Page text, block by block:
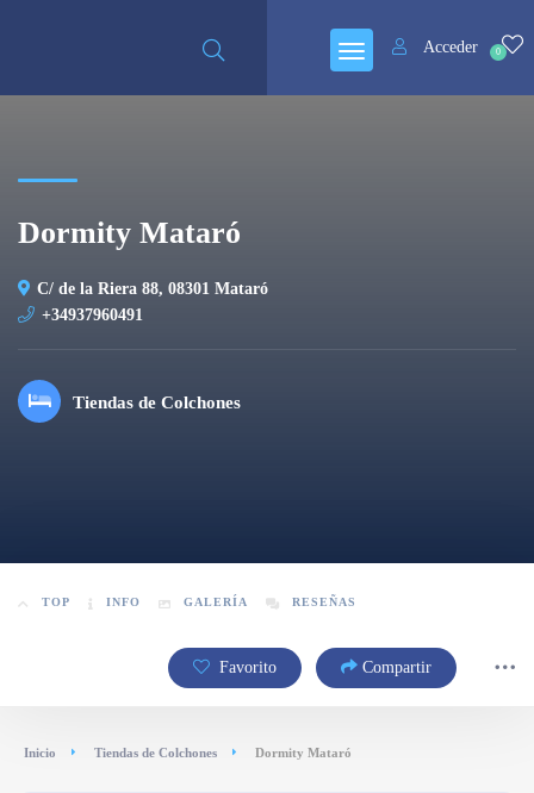
0
Acceder
Dormity Mataró
C/ de la Riera 88, 08301 Mataró
+34937960491
Tiendas de Colchones
TOP INFO GALERÍA RESEÑAS
Favorito Compartir
Inicio Tiendas de Colchones Dormity Mataró